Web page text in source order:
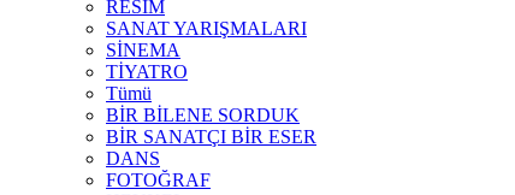
RESİM
SANAT YARIŞMALARI
SİNEMA
TİYATRO
Tümü
BİR BİLENE SORDUK
BİR SANATÇI BİR ESER
DANS
FOTOĞRAF